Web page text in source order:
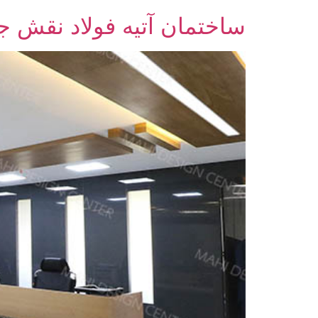
ساختمان آتیه فولاد نقش